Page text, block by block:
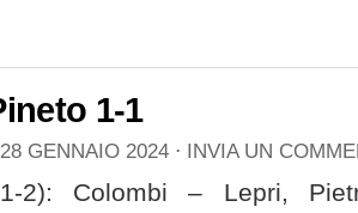
1-1
28 GENNAIO 2024 ⋅ INVIA UN
1-2): Colombi – Lepri,